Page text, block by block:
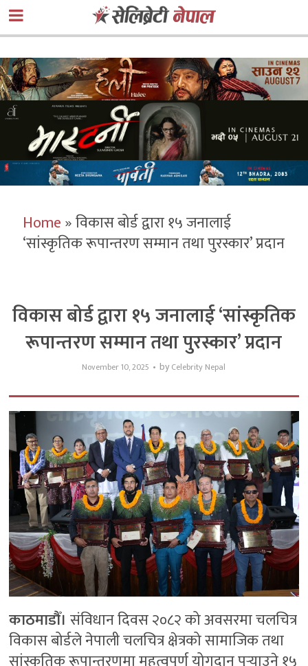
Home»विकास बोर्ड द्वारा १५ जनालाई
‘सांस्कृतिक रूपान्तरण सम्मान तथा पुरस्कार’ प्रदान
विकास बोर्ड द्वारा १५ जनालाई ‘सांस्कृतिक
रूपान्तरण सम्मान तथा पुरस्कार’ प्रदान
November 10, 2025 by Celebrity Nepal
काठमाडौँ। संविधान दिवस २०८२ को अवसरमा चलचित्र
विकास बोर्डले नेपाली चलचित्र क्षेत्रको सामाजिक तथा